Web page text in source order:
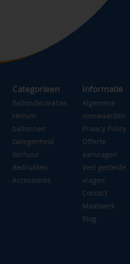
Categorieen
Ballondecoraties
Helium
ballonnen
Gelegenheid
Verhuur
Bedrukken
Accessoires
Informatie
Algemene
voorwaarden
Privacy Policy
Offerte
aanvragen
Veel gestelde
vragen
Contact
Maatwerk
Blog